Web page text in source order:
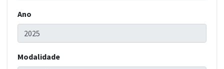
Ano
Modalidade